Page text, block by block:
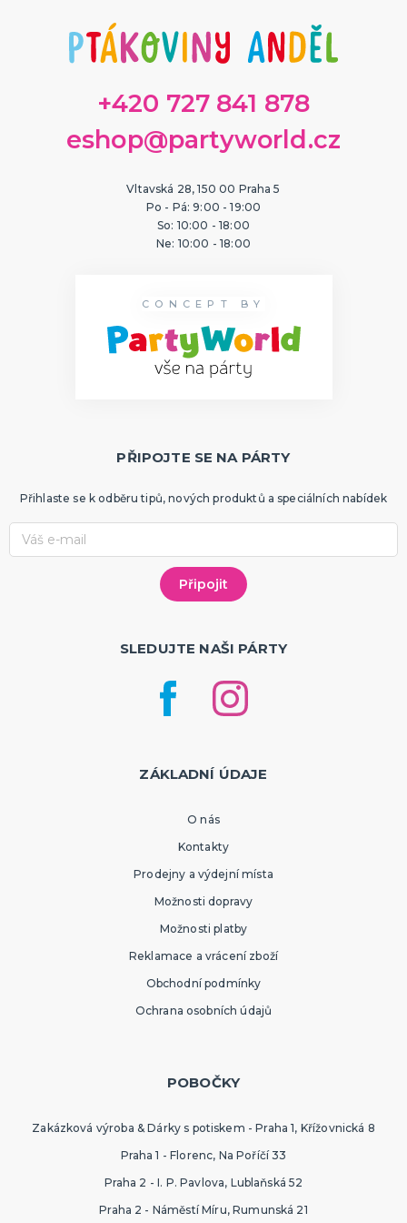
Polštáře s potiskem
Hrnečky
Šerpy s potiskem
Trička s potiskem
Zástěry s potiskem
PTÁKOVINY, ŽERTY, SRANDIČKY
+420 727 841 878
eshop@partyworld.cz
Vltavská 28, 150 00 Praha 5
Po - Pá: 9:00 - 19:00
So: 10:00 - 18:00
Ne: 10:00 - 18:00
CONCEPT BY
PŘIPOJTE SE NA PÁRTY
Přihlaste se k odběru tipů, nových produktů a speciálních nabídek
SLEDUJTE NAŠI PÁRTY
ZÁKLADNÍ ÚDAJE
O nás
Kontakty
Prodejny a výdejní místa
Možnosti dopravy
Možnosti platby
Reklamace a vrácení zboží
Obchodní podmínky
Ochrana osobních údajů
POBOČKY
Zakázková výroba & Dárky s potiskem - Praha 1, Křížovnická 8
Praha 1 - Florenc, Na Poříčí 33
Praha 2 - I. P. Pavlova, Lublaňská 52
Praha 2 - Náměstí Míru, Rumunská 21